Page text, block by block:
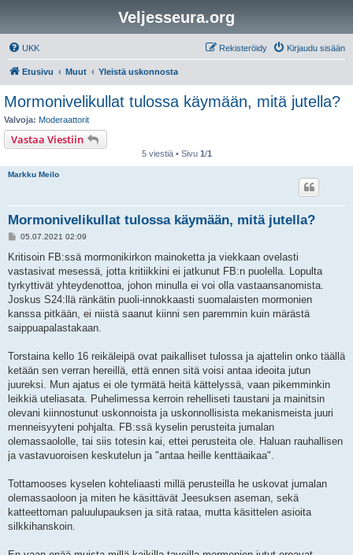
Veljesseura.org
UKK Kirjaudu sisään
Rekisteröidy
Etusivu Muut Yleistä uskonnosta
Mormonivelikullat tulossa käymään, mitä jutella?
Valvoja: Moderaattorit
Vastaa Viestiin
5 viestiä • Sivu 1/1
Markku Meilo
Mormonivelikullat tulossa käymään, mitä jutella?
V
e
t
i
05.07.2021 02:09
Kritisoin FB:ssä mormonikirkon mainoketta ja viekkaan ovelasti
vastasivat mesessä, jotta kritiikkini ei jatkunut FB:n puolella. Lopulta
tyrkyttivät yhteydenottoa, johon minulla ei voi olla vastaansanomista.
Joskus S24:llä ränkätin puoli-innokkaasti suomalaisten mormonien
kanssa pitkään, ei niistä saanut kiinni sen paremmin kuin märästä
saippuapalastakaan.
Torstaina kello 16 reikäleipä ovat paikalliset tulossa ja ajattelin onko täällä
ketään sen verran hereillä, että ennen sitä voisi antaa ideoita jutun
juureksi. Mun ajatus ei ole tyrmätä heitä kättelyssä, vaan pikemminkin
leikkiä uteliasata. Puhelimessa kerroin rehelliseti taustani ja mainitsin
olevani kiinnostunut uskonnoista ja uskonnollisista mekanismeista juuri
menneisyyteni pohjalta. FB:ssä kyselin perusteita jumalan
olemassaololle, tai siis totesin kai, ettei perusteita ole. Haluan rauhallisen
ja vastavuoroisen keskutelun ja "antaa heille kenttäaikaa".
Tottamooses kyselen kohteliaasti millä perusteilla he uskovat jumalan
olemassaoloon ja miten he käsittävät Jeesuksen aseman, sekä
katteettoman paluulupauksen ja sitä rataa, mutta käsittelen asioita
silkkihanskoin.